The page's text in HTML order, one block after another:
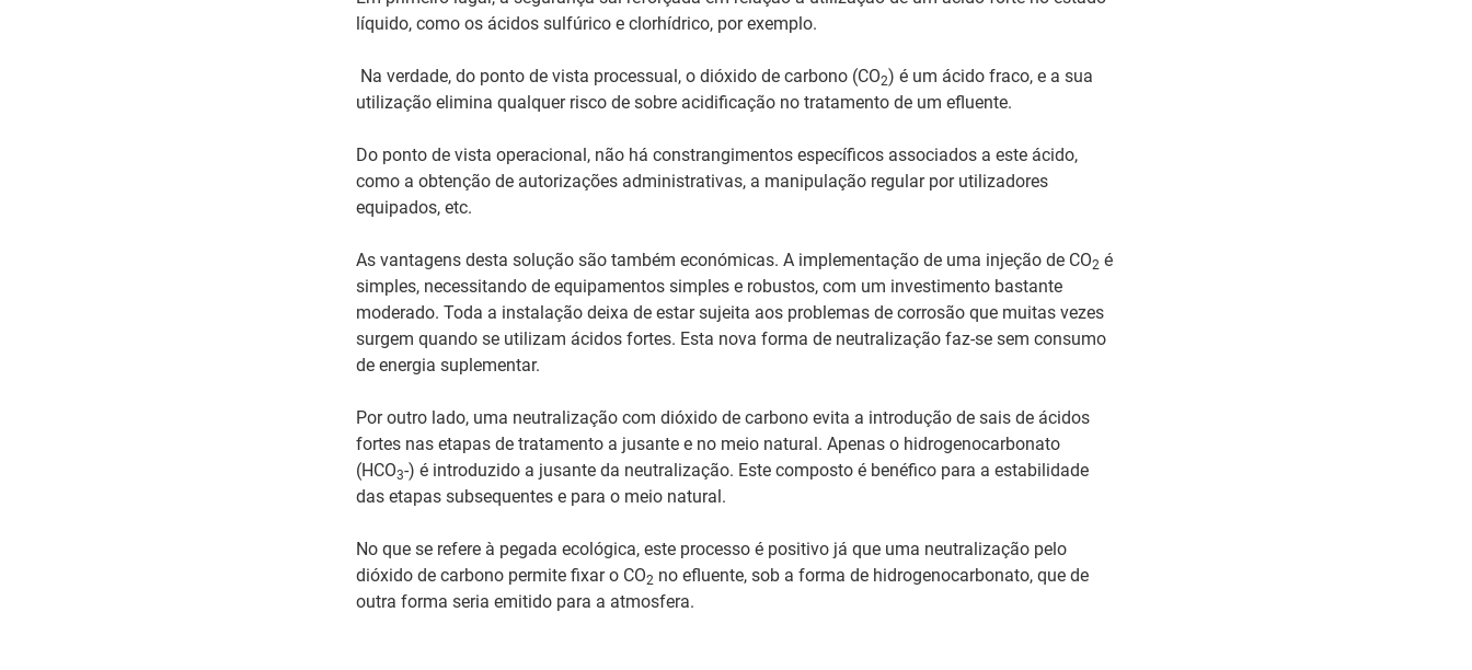
líquido, como os ácidos sulfúrico e clorhídrico, por exemplo.
Na verdade, do ponto de vista processual, o dióxido de carbono (CO2) é um ácido fraco, e a sua
utilização elimina qualquer risco de sobre acidificação no tratamento de um efluente.
Do ponto de vista operacional, não há constrangimentos específicos associados a este ácido,
como a obtenção de autorizações administrativas, a manipulação regular por utilizadores
equipados, etc.
As vantagens desta solução são também económicas. A implementação de uma injeção de CO2 é
simples, necessitando de equipamentos simples e robustos, com um investimento bastante
moderado. Toda a instalação deixa de estar sujeita aos problemas de corrosão que muitas vezes
surgem quando se utilizam ácidos fortes. Esta nova forma de neutralização faz-se sem consumo
de energia suplementar.
Por outro lado, uma neutralização com dióxido de carbono evita a introdução de sais de ácidos
fortes nas etapas de tratamento a jusante e no meio natural. Apenas o hidrogenocarbonato
(HCO3-) é introduzido a jusante da neutralização. Este composto é benéfico para a estabilidade
das etapas subsequentes e para o meio natural.
No que se refere à pegada ecológica, este processo é positivo já que uma neutralização pelo
dióxido de carbono permite fixar o CO2 no efluente, sob a forma de hidrogenocarbonato, que de
outra forma seria emitido para a atmosfera.